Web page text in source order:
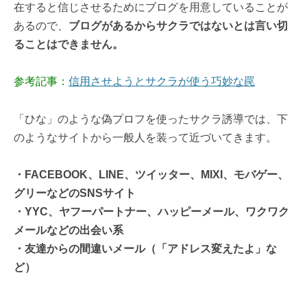
在すると信じさせるためにブログを用意していることが
あるので、 ブログがあるからサクラではないとは言い切
ることはできません。
参考記事： 信用させようとサクラが使う巧妙な罠
「ひな」のような偽プロフを使ったサクラ誘導では、下
のようなサイトから一般人を装って近づいてきます。
・FACEBOOK、LINE、ツイッター、MIXI、モバゲー、
グリーなどのSNSサイト
・YYC、ヤフーパートナー、ハッピーメール、ワクワク
メールなどの出会い系
・友達からの間違いメール（「アドレス変えたよ」な
ど）